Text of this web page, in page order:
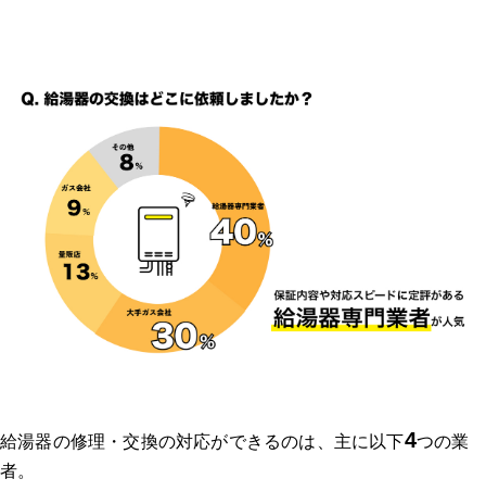
給湯器の修理・交換の対応ができるのは、主に以下4つの業
者。